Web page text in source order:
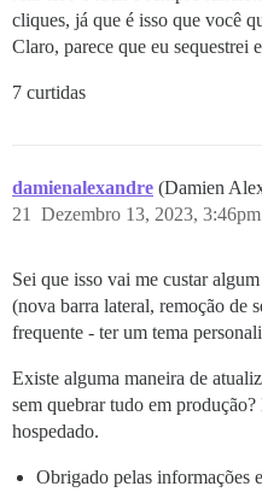
cliques, já que é isso que você
Claro, parece que eu sequestrei
7 curtidas
damienalexandre (Damien
Dezembro 13, 2023, 3:46pm
21
Sei que isso vai me custar
(nova barra lateral, remoção de
frequente - ter um tema
Existe alguma maneira de
sem quebrar tudo em produção?
hospedado.
Obrigado pelas informações